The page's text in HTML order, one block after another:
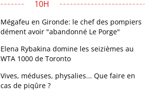
10H
Mégafeu en Gironde: le chef des pompiers
dément avoir "abandonné Le Porge"
Elena Rybakina domine les seizièmes au
WTA 1000 de Toronto
Vives, méduses, physalies... Que faire en
cas de piqûre ?